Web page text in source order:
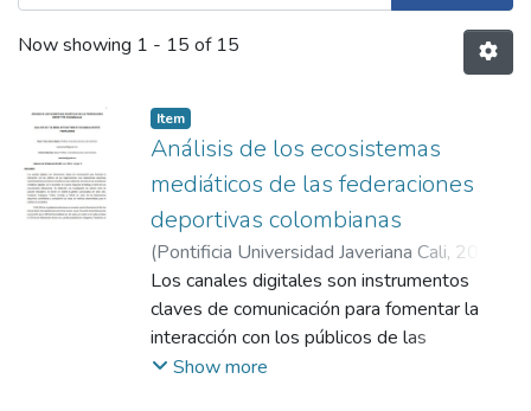
Now showing 1 - 15 of 15
Item
Análisis de los ecosistemas
mediáticos de las federaciones
deportivas colombianas
(Pontificia Universidad Javeriana Cali, 2022
Jaimes Zapata, Bryan Felipe;Bastidas Junco,
Valentina;Vargas, Aura María
Los canales digitales son instrumentos
claves de comunicación para fomentar la
interacción con los públicos de las
organizaciones. Las federaciones deportivas
Show more